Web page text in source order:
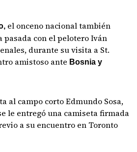
el onceno nacional también
pasada con el pelotero Iván
durante su visita a St.
amistoso ante Bosnia y
al campo corto Edmundo Sosa,
le entregó una camiseta firmada
a su encuentro en Toronto